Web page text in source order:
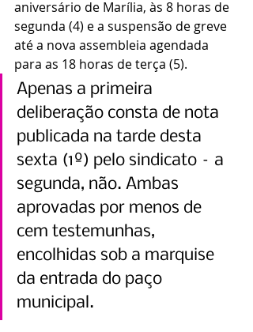
aniversário de Marília, às 8 horas de
segunda (4) e a suspensão de greve
até a nova assembleia agendada
para as 18 horas de terça (5).
Apenas a primeira
deliberação consta de nota
publicada na tarde desta
sexta (1º) pelo sindicato – a
segunda, não. Ambas
aprovadas por menos de
cem testemunhas,
encolhidas sob a marquise
da entrada do paço
municipal.